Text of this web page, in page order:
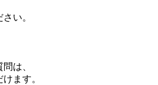
い。
は、
ます。